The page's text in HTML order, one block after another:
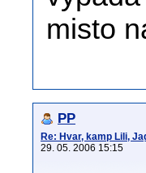
misto
PP
Re: Hvar, kamp Lili,
29. 05. 2006 15:15